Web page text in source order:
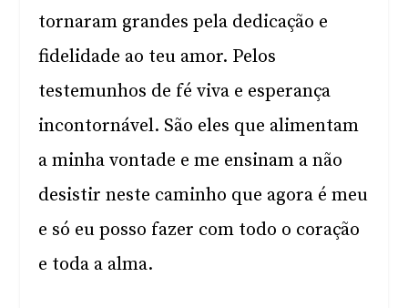
tornaram grandes pela dedicação e
fidelidade ao teu amor. Pelos
testemunhos de fé viva e esperança
incontornável. São eles que alimentam
a minha vontade e me ensinam a não
desistir neste caminho que agora é meu
e só eu posso fazer com todo o coração
e toda a alma.